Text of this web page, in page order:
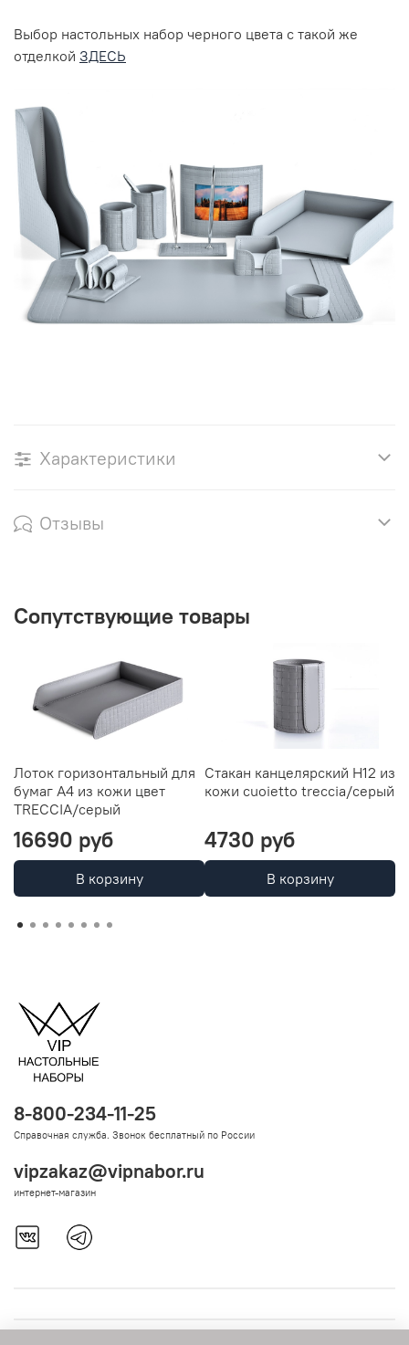
Выбор настольных набор черного цвета с такой же
отделкой ЗДЕСЬ
Характеристики
Отзывы
Сопутствующие товары
Лоток горизонтальный для
бумаг А4 из кожи цвет
TRECCIA/серый
16690 руб
В корзину
Стакан канцелярский H12 из
кожи cuoietto treccia/серый
4730 руб
В корзину
8-800-234-11-25
Справочная служба. Звонок бесплатный по России
vipzakaz@vipnabor.ru
интернет-магазин